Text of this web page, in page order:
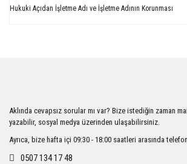
Hukuki Açıdan İşletme Adı ve İşletme Adının Korunması
Ürün açıklamasında eksik bilgiler bulunuyor.
Ürün bilgilerinde hatalar bulunuyor.
Ürün fiyatı diğer sitelerden daha pahalı.
Aklında cevapsız sorular mı var? Bize istediğin zaman
yazabilir, sosyal medya üzerinden ulaşabilirsiniz.
Ayrıca, bize hafta içi 09:30 - 18:00 saatleri arasında
0507 134 17 48